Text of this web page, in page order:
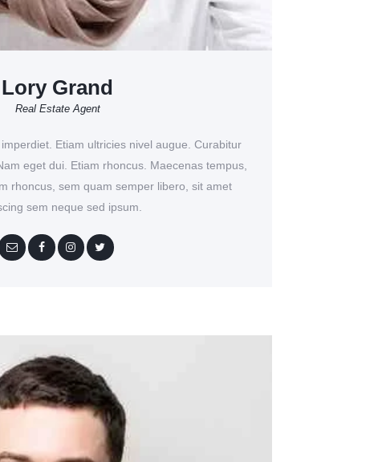
Lory Grand
Real Estate Agent
Etiam ultricies nivel augue. Curabitur
eget dui. Etiam rhoncus. Maecenas tempus,
rhoncus, sem quam semper libero, sit amet
sem neque sed ipsum.